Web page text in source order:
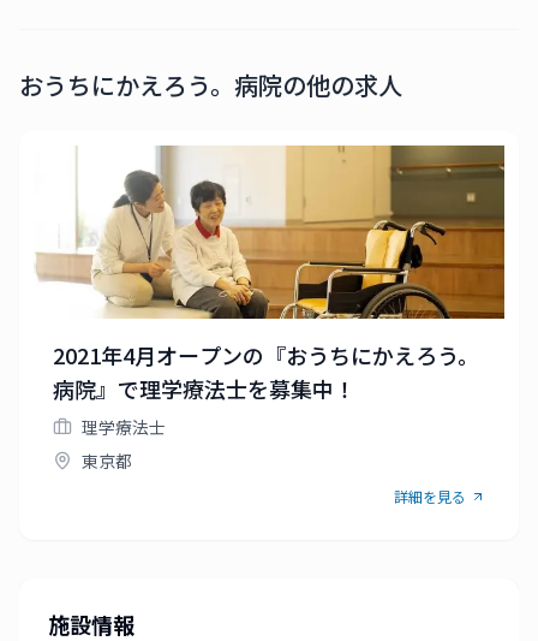
おうちにかえろう。病院の他の求人
2021年4月オープンの『おうちにかえろう。
病院』で理学療法士を募集中！
理学療法士
東京都
詳細を見る
施設情報